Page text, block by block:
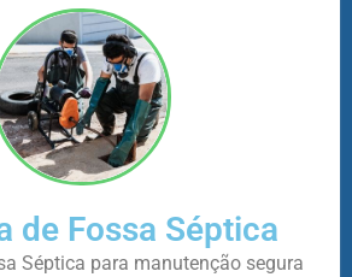
de Fossa Séptica
Séptica para manutenção segura